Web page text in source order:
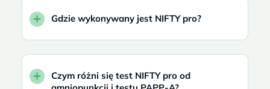
Gdzie wykonywany jest NIFTY pro?
Czym różni się test NIFTY pro od